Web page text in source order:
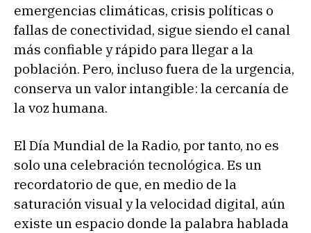
emergencias climáticas, crisis políticas o
fallas de conectividad, sigue siendo el canal
más confiable y rápido para llegar a la
población. Pero, incluso fuera de la urgencia,
conserva un valor intangible: la cercanía de
la voz humana.
El Día Mundial de la Radio, por tanto, no es
solo una celebración tecnológica. Es un
recordatorio de que, en medio de la
saturación visual y la velocidad digital, aún
existe un espacio donde la palabra hablada